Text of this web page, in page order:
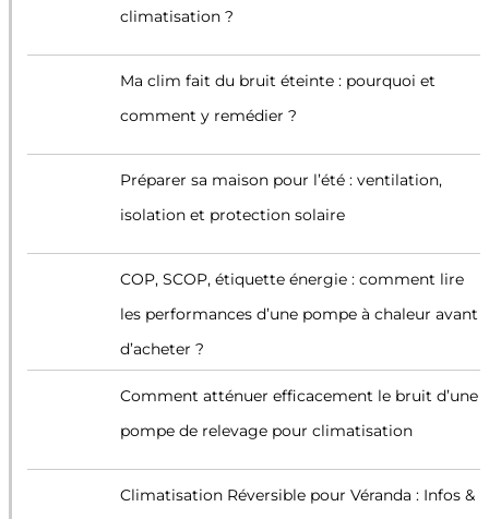
climatisation ?
Ma clim fait du bruit éteinte : pourquoi et
comment y remédier ?
Préparer sa maison pour l’été : ventilation,
isolation et protection solaire
COP, SCOP, étiquette énergie : comment lire
les performances d’une pompe à chaleur avant
d’acheter ?
Comment atténuer efficacement le bruit d’une
pompe de relevage pour climatisation
Climatisation Réversible pour Véranda : Infos &